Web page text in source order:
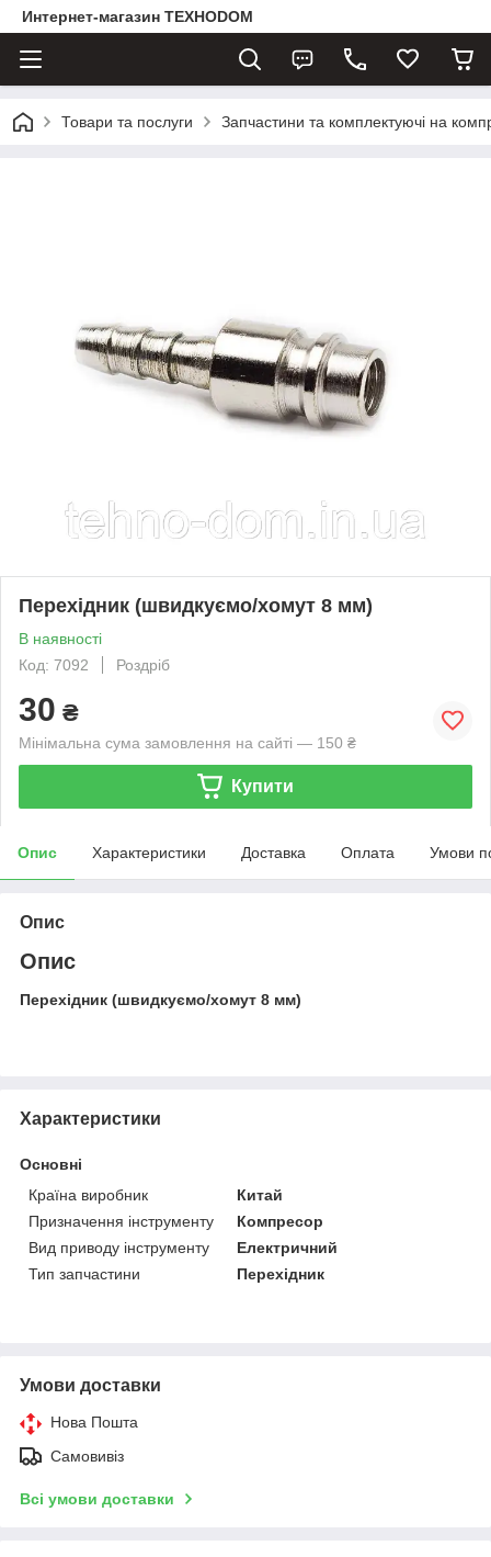
Интернет-магазин ТЕХНОDOM
Товари та послуги Запчастини та комплектуючі на
Перехідник (швидкуємо/хомут 8 мм)
В наявності
Код: 7092
Роздріб
30 ₴
Мінімальна сума замовлення на сайті — 150 ₴
Купити
Опис Характеристики Доставка Оплата Умови
Опис
Опис
Перехідник (швидкуємо/хомут 8 мм)
Характеристики
Основні
Країна виробник
Китай
Призначення інструменту
Компресор
Вид приводу інструменту
Електричний
Тип запчастини
Перехідник
Умови доставки
Нова Пошта
Самовивіз
Всі умови доставки